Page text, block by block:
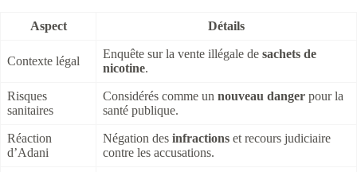
Aspect Détails
Contexte légal
Enquête sur la vente illégale de sachets de
nicotine.
Risques
sanitaires
Considérés comme un nouveau danger pour la
santé publique.
Réaction
d’Adani
Négation des infractions et recours judiciaire
contre les accusations.